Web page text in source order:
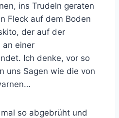
ins Trudeln geraten
Fleck auf dem Boden
der auf der
an einer
Ich denke, vor so
uns Sagen wie die von
so abgebrüht und